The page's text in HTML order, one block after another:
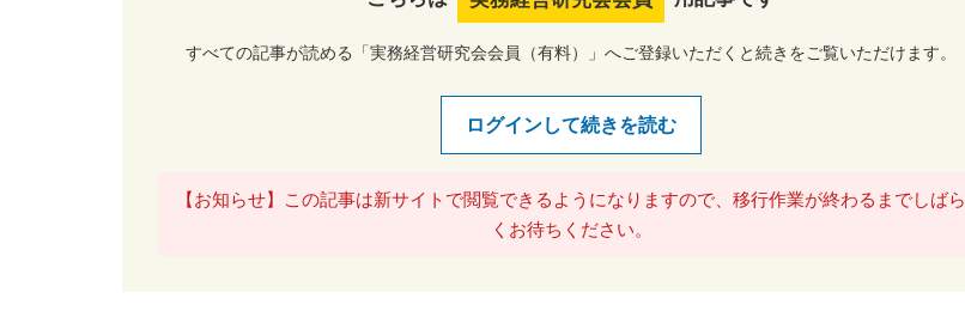
すべての記事が読める「実務経営研究会会員（有料）」へご登録いただくと続きをご覧いただけます。
ログインして続きを読む
【お知らせ】この記事は新サイトで閲覧できるようになりますので、移行作業が終わるまでしばら
くお待ちください。